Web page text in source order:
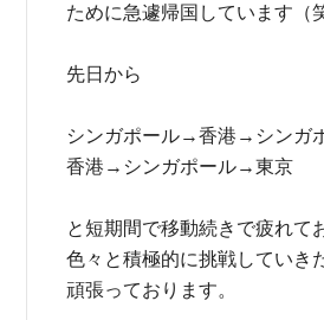
ために急遽帰国しています（
先日から
シンガポール→香港→シンガ
香港→シンガポール→東京
と短期間で移動続きで疲れて
色々と積極的に挑戦していき
頑張っております。